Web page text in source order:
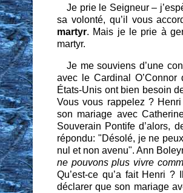
Je prie le Seigneur –
sa volonté, qu’il vous
martyr. Mais je le prie à
martyr.
Je me souviens d’une
avec le Cardinal
États-Unis ont bien besoin
Vous vous rappelez ?
son mariage avec
Souverain Pontife d’alors,
répondu: "Désolé, je ne
nul et non avenu". Ann
ne pouvons plus vivre
Qu’est-ce qu’a fait Henri
déclarer que son mariage